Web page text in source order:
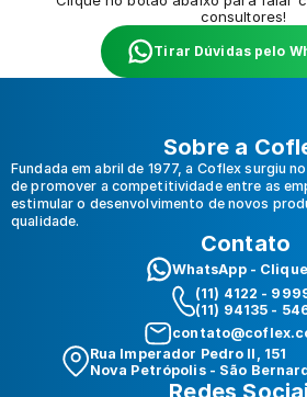
consultores!
Tirar Dúvidas pelo
Sobre a
Fundada em abril de 1977, a Coflex surgiu
de promover a competitividade entre as
estimular o desenvolvimento de novos
qualidade.
Contato
WhatsApp -
(11) 4122 -
(11) 94135 -
Rua Imperador Pedro II, 151
Nova Petrópolis - São
Redes